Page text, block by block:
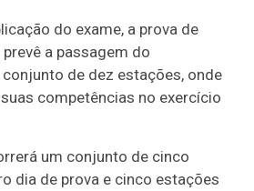
do exame, a prova de
a passagem do
de dez estações, onde
competências no exercício
um conjunto de cinco
dia de prova e cinco estações